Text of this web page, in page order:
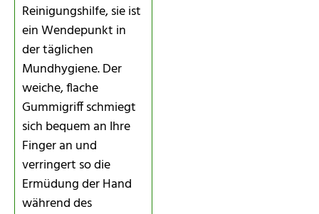
Reinigungshilfe, sie ist
ein Wendepunkt in
der täglichen
Mundhygiene. Der
weiche, flache
Gummigriff schmiegt
sich bequem an Ihre
Finger an und
verringert so die
Ermüdung der Hand
während des